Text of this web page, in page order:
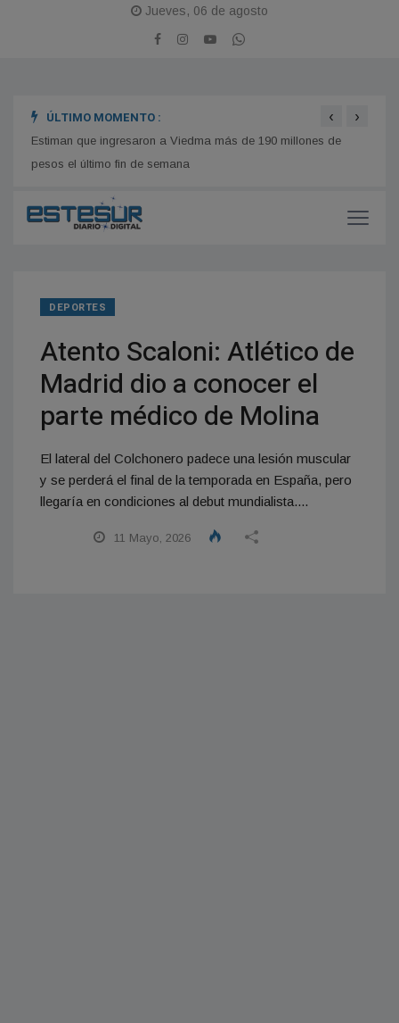
Jueves, 06 de agosto
ÚLTIMO MOMENTO :
Estiman que ingresaron a Viedma más de 190 millones de
pesos el último fin de semana
‹ ›
DEPORTES
Atento Scaloni: Atlético de
Madrid dio a conocer el
parte médico de Molina
El lateral del Colchonero padece una lesión muscular
y se perderá el final de la temporada en España, pero
llegaría en condiciones al debut mundialista....
11 Mayo, 2026